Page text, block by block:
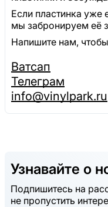
Если пластинка уже
мы забронируем её
Напишите нам,
Ватсап
Телеграм
info@vinylpark.ru
Узнавайте о
Подпишитесь на
не пропустить